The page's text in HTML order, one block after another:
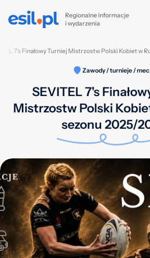
Regionalne informacje
i wydarzenia
7's Finałowy Turniej Mistrzostw Polski Kobiet w
Zawody / turnieje /
SEVITEL 7's
Mistrzostw Polski
sezonu 2025/